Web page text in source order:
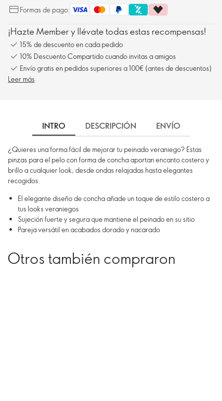
Formas de pago:
¡Hazte Member y llévate todas estas recompensas!
15% de descuento en cada pedido
10% Descuento Compartido cuando invitas a amigos
Envío gratis en pedidos superiores a 100€ (antes de descuentos)
Leer más
INTRO DESCRIPCIÓN ENVÍO
¿Quieres una forma fácil de mejorar tu peinado veraniego? Estas
pinzas para el pelo con forma de concha aportan encanto costero y
brillo a cualquier look, desde ondas relajadas hasta elegantes
recogidos.
El elegante diseño de concha añade un toque de estilo costero a
tus looks veraniegos
Sujeción fuerte y segura que mantiene el peinado en su sitio
Pareja versátil en acabados dorado y nacarado
Otros también compraron